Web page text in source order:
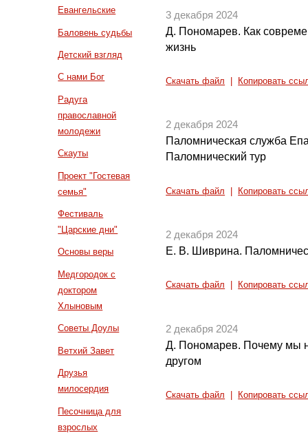
Евангельские
Баловень судьбы
Детский взгляд
С нами Бог
Радуга
православной
молодежи
Скауты
Проект "Гостевая
семья"
Фестиваль
"Царские дни"
Основы веры
Медгородок с
доктором
Хлыновым
Советы Доулы
Ветхий Завет
Друзья
милосердия
Песочница для
взрослых
3 декабря 2024
Д. Пономарев. Как
жизнь
Скачать файл Копировать
2 декабря 2024
Паломническая служба
Паломнический тур
Скачать файл Копировать
2 декабря 2024
Е. В. Шиврина.
Скачать файл Копировать
2 декабря 2024
Д. Пономарев. Почему мы
другом
Скачать файл Копировать